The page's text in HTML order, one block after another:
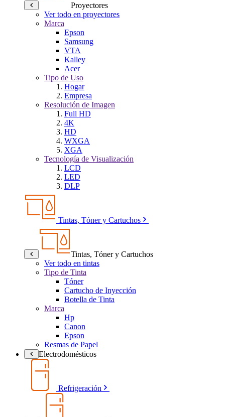
Proyectores
Ver todo en proyectores
Marca
Epson
Samsung
VTA
Kalley
Acer
Tipo de Uso
Hogar
Empresa
Resolución de Imagen
Full HD
4K
HD
WXGA
XGA
Tecnología de Visualización
LCD
LED
DLP
Tintas, Tóner y Cartuchos
Tintas, Tóner y Cartuchos
Ver todo en tintas
Tipo de Tinta
Tóner
Cartucho de Inyección
Botella de Tinta
Marca
Hp
Canon
Epson
Resmas de Papel
Electrodomésticos
Refrigeración